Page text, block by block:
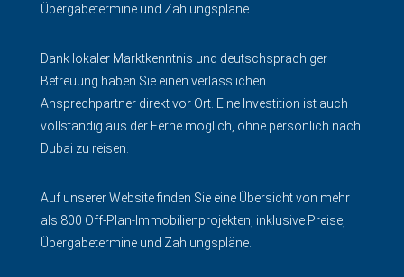
Übergabetermine und Zahlungspläne.
Dank lokaler Marktkenntnis und deutschsprachiger
Betreuung haben Sie einen verlässlichen
Ansprechpartner direkt vor Ort. Eine Investition ist auch
vollständig aus der Ferne möglich, ohne persönlich nach
Dubai zu reisen.
Auf unserer Website finden Sie eine Übersicht von mehr
als 800 Off-Plan-Immobilienprojekten, inklusive Preise,
Übergabetermine und Zahlungspläne.